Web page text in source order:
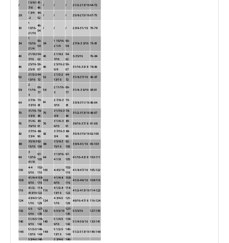
/
1 5/8-1
7/8
41-
46
/ / / 2 1/2-2 13/16 64-72
28
1 3/4
-2
44-
52
/ / / 2 5/8-2 15/16 67-75
30
1
13/16-
2 1/16
46-
54
/ / / 2 3/4-3 1/16 70-78
34
1
15/16-
2 1/4
50-
58
34
1 15/16-
2 1/4
50-
58
2 7/8–3 3/16 73-81
40
2 1/8-2
7/16
54-
62
40
2 1/8-2
7/16
54-
62
3-3 5/16 76-84
46
2 5/16-
2 5/8
59-
67
46
2 5/16-2
5/8
59-
67
3 1/16-3 3/8 78-86
52
2 1/2-2
13/16
64-
72
52
2 1/2-2
13/16
64-
72
3 1/8-3 7/16 80-87
58
2
11/16-
3
69-
77
58
2 11/16-
3
69-
77
3 1/4–3 9/16 83-91
64
2 7/8–
3 3/16
73-
81
64
2 7/8–3
3/16
73-
81
3 3/8-3 11/16 86-94
70
3 1/16-
3 3/8
78-
86
70
3 1/16-3
3/8
78-
86
3 1/2-3 13/16 89-97
76
3 1/4–
3 9/16
83-
91
76
3 1/4–3
9/16
83-
91
3 9/16-3 7/8 91-98
82
3 7/16-
3 3/4
88-
96
82
3 7/16-3
3/4
88-
96
3 5/8-3 15/16 92-100
88
3 5/8-3
15/16
92-
100
88
3 5/8-3
15/16
92-
100
3 3/4-4 1/16 95-103
94
3
13/16-
4 1/8
97-
105
94
3 13/16-
4 1/8
97-
105
4 1/16-4 3/8 103-111
100
4-4
5/16
102-
110
100 4-4 5/16
102-
110
4 1/8-4 7/16 105-122
108
4 1/4-4
9/16
108-
116
108
4 1/4-4
9/16
108-
116
4 1/2-4 9/16 108-116
116
4 1/2-
413/16
114-
122
116
4 1/2-4
13/16
114-
122
4 1/2-4 13/16 114-122
124
4 3/4-5
1/16
121-
129
124
4 3/4-5
1/16
121-
129
4 9/16-4 7/8 116-124
132
5-5
5/16
127-
135
132 5-5 5/16
127-
135
5-5 5/16 127-135
140
5 1/4-5
9/16
134-
142
140
5 1/4-5
9/16
134-
142
5 1/4-5 9/16 133-141
148
5 1/2-5
13/16
140-
148
148
5 1/2-5
13/16
140-
148
5 1/2-5 13/16 140-148
5 3/4-6146-
5 3/4-6
146-